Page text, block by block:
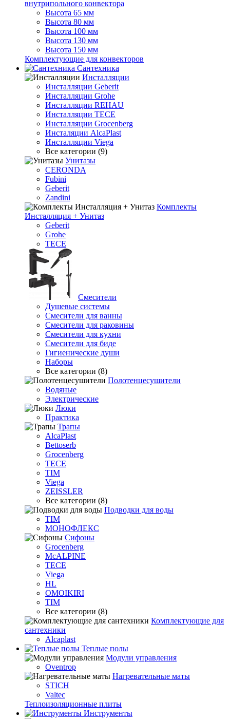
внутрипольного конвектора
Высота 65 мм
Высота 80 мм
Высота 100 мм
Высота 130 мм
Высота 150 мм
Комплектующие для конвекторов
Сантехника
Инсталляции
Инсталляции Geberit
Инсталляции Grohe
Инсталляции REHAU
Инсталляции TECE
Инсталляции Grocenberg
Инсталяции AlcaPlast
Инсталляции Viega
Все категории (9)
Унитазы
CERONDA
Fubini
Geberit
Zandini
Комплекты
Инсталляция + Унитаз
Geberit
Grohe
TECE
Смесители
Душевые системы
Смесители для ванны
Смесители для раковины
Смесители для кухни
Смесители для биде
Гигиенические души
Наборы
Все категории (8)
Полотенцесушители
Водяные
Электрические
Люки
Практика
Трапы
AlcaPlast
Bettoserb
Grocenberg
TECE
TIM
Viega
ZEISSLER
Все категории (8)
Подводки для воды
TIM
МОНОФЛЕКС
Сифоны
Grocenberg
McALPINE
TECE
Viega
HL
OMOIKIRI
TIM
Все категории (8)
Комплектующие для
сантехники
Alcaplast
Теплые полы
Модули управления
Oventrop
Нагревательные маты
STICH
Valtec
Теплоизоляционные плиты
Инструменты